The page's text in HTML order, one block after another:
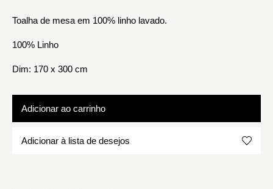
Toalha de mesa em 100% linho lavado.
100% Linho
Dim: 170 x 300 cm
Adicionar ao carrinho
Adicionar à lista de desejos